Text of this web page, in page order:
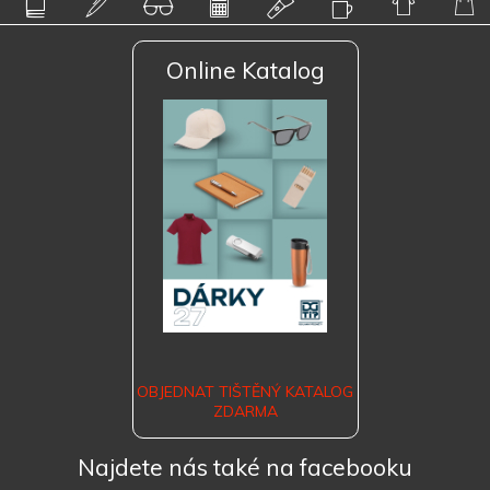
Online Katalog
OBJEDNAT TIŠTĚNÝ KATALOG
ZDARMA
Najdete nás také na facebooku